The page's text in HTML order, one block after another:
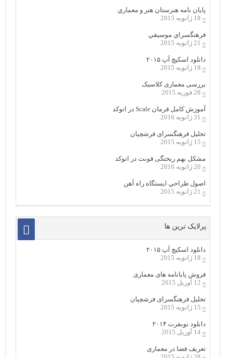
پایان نامه هنرستان هنر و معماري
18 ژانویه 2015
فرهنگسراي موسيقي
21 ژانویه 2015
دانلود اسکیچ آپ ۲۰۱۵
18 ژانویه 2015
بررسی معماری کلاسیک
28 فوریه 2015
آموزش کامل فرمان Scale در اتوکد
31 ژانویه 2016
تحلیل فرهنگسرای فرشچیان
15 ژانویه 2015
مشکل بهم ریختگی فونت در اتوکد
20 ژانویه 2016
اصول طراحي ایستگاه راه آهن
21 ژانویه 2015
پرلایک ترین ها
دانلود اسکیچ آپ ۲۰۱۵
18 ژانویه 2015
فروش پایانامه های معماری
12 آوریل 2015
تحلیل فرهنگسرای فرشچیان
15 ژانویه 2015
دانلود نویفرت ۲۰۱۴
14 آوریل 2015
تعریف فضا در معماری